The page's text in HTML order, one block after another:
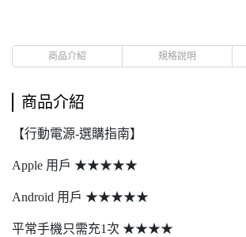
商品介紹 規格說明
商品介紹
【行動電源-選購指南】
Apple 用戶 ★★★★★
Android 用戶 ★★★★★
平常手機只需充1次 ★★★★